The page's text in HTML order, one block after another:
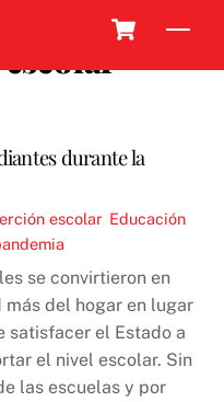
durante la
escolar, Educación
se convirtieron en
del hogar en lugar
satisfacer el Estado a
el nivel escolar. Sin
las escuelas y por